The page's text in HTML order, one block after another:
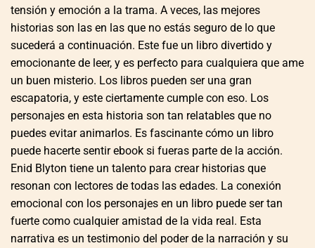
tensión y emoción a la trama. A veces, las mejores
historias son las en las que no estás seguro de lo que
sucederá a continuación. Este fue un libro divertido y
emocionante de leer, y es perfecto para cualquiera que ame
un buen misterio. Los libros pueden ser una gran
escapatoria, y este ciertamente cumple con eso. Los
personajes en esta historia son tan relatables que no
puedes evitar animarlos. Es fascinante cómo un libro
puede hacerte sentir ebook si fueras parte de la acción.
Enid Blyton tiene un talento para crear historias que
resonan con lectores de todas las edades. La conexión
emocional con los personajes en un libro puede ser tan
fuerte como cualquier amistad de la vida real. Esta
narrativa es un testimonio del poder de la narración y su